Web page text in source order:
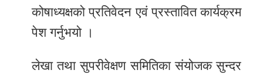
कोषाध्यक्षको प्रतिवेदन एवं प्रस्तावित कार्यक्रम
पेश गर्नुभयो ।
लेखा तथा सुपरीवेक्षण समितिका संयोजक सुन्दर